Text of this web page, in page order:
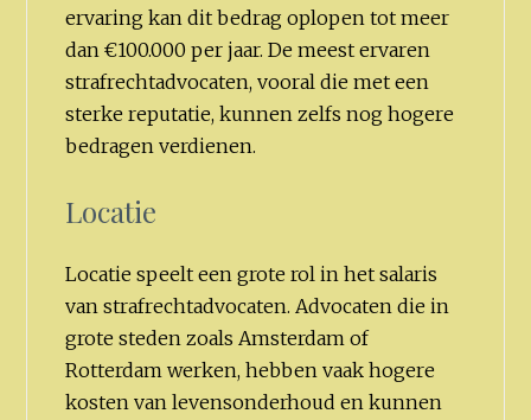
ervaring kan dit bedrag oplopen tot meer
dan €100.000 per jaar. De meest ervaren
strafrechtadvocaten, vooral die met een
sterke reputatie, kunnen zelfs nog hogere
bedragen verdienen.
Locatie
Locatie speelt een grote rol in het salaris
van strafrechtadvocaten. Advocaten die in
grote steden zoals Amsterdam of
Rotterdam werken, hebben vaak hogere
kosten van levensonderhoud en kunnen